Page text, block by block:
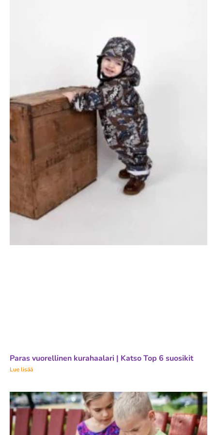
Paras vuorellinen kurahaalari | Katso Top 6 suosikit
Lue lisää